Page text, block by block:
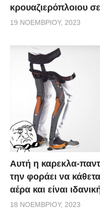
κρουαζιερόπλοιου
19 ΝΟΕΜΒΡΊΟΥ, 2023
Αυτή η καρεκλα-
την φοράει να
αέρα και είναι
18 ΝΟΕΜΒΡΊΟΥ, 2023